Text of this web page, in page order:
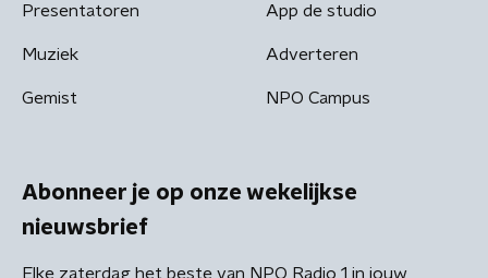
Presentatoren
Muziek
Gemist
App de studio
Adverteren
NPO Campus
Abonneer je op onze wekelijkse
nieuwsbrief
Elke zaterdag het beste van NPO Radio 1 in jouw